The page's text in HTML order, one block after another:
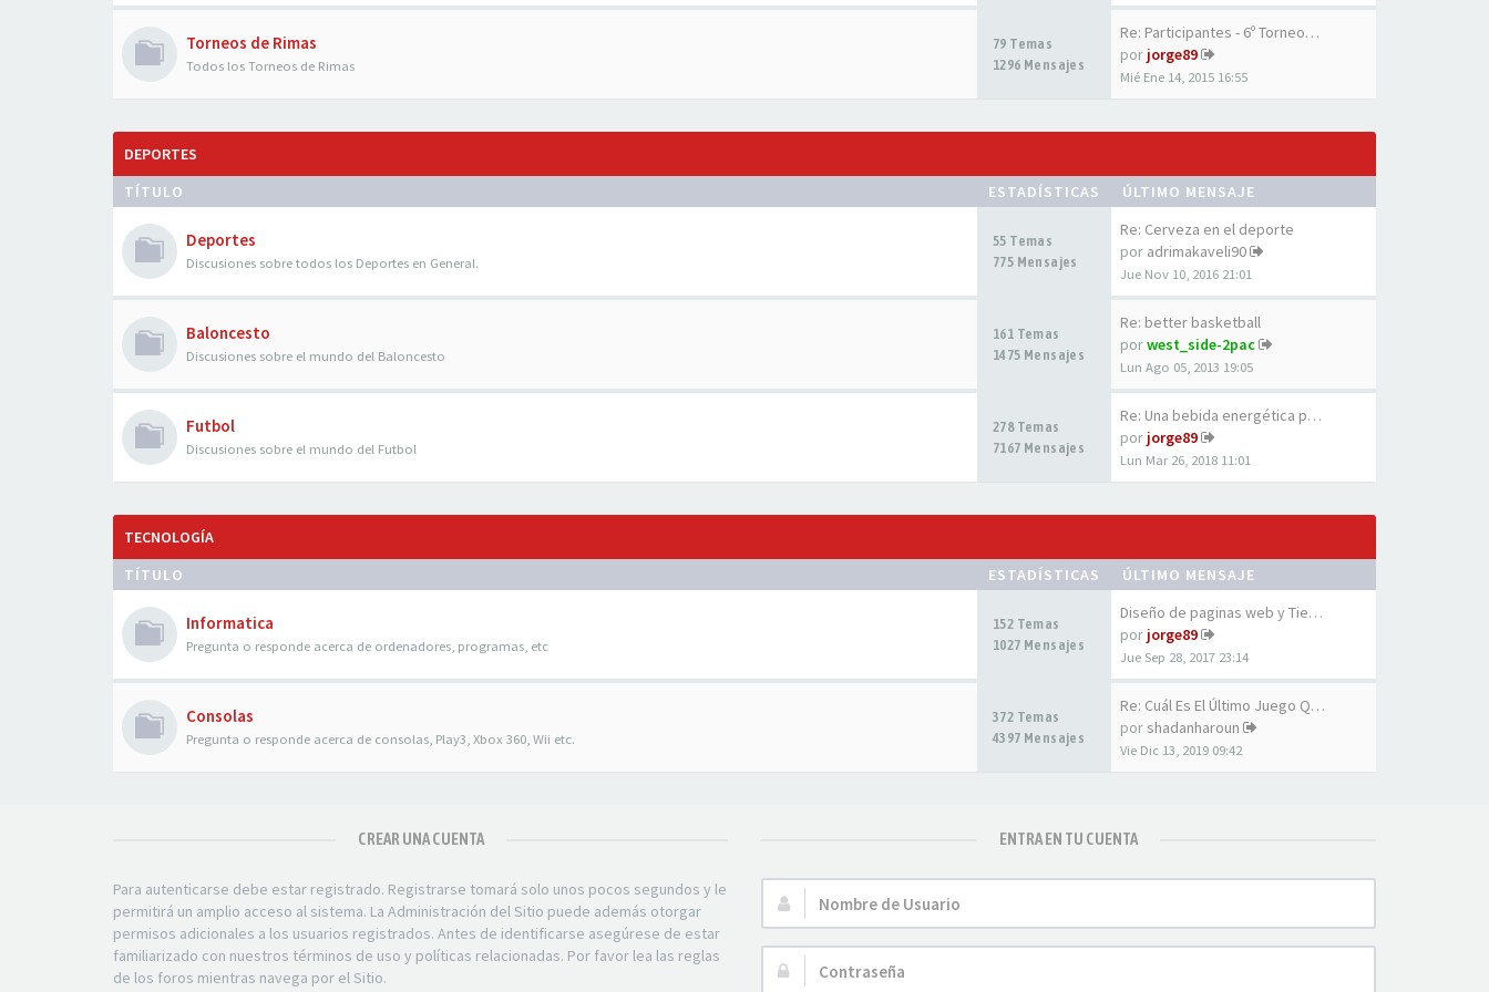
Torneos de Rimas
Todos los Torneos de Rimas
79 Temas
1296 Mensajes
Re: Participantes - 6º Torneo…
por jorge89
Mié Ene 14, 2015 16:55
DEPORTES
TÍTULO
ESTADÍSTICAS ÚLTIMO MENSAJE
Deportes
Discusiones sobre todos los Deportes en General.
55 Temas
775 Mensajes
Re: Cerveza en el deporte
por adrimakaveli90
Jue Nov 10, 2016 21:01
Baloncesto
Discusiones sobre el mundo del Baloncesto
161 Temas
1475 Mensajes
Re: better basketball
porwest_side-2pac
Lun Ago 05, 2013 19:05
Futbol
Discusiones sobre el mundo del Futbol
278 Temas
7167 Mensajes
Re: Una bebida energética par…
por jorge89
Lun Mar 26, 2018 11:01
TECNOLOGÍA
TÍTULO
ESTADÍSTICAS ÚLTIMO MENSAJE
Informatica
Pregunta o responde acerca de ordenadores, programas, etc
152 Temas
1027 Mensajes
Diseño de paginas web y Tiend…
por jorge89
Jue Sep 28, 2017 23:14
Consolas
Pregunta o responde acerca de consolas, Play3, Xbox 360, Wii etc.
372 Temas
4397 Mensajes
Re: Cuál Es El Último Juego Q…
por shadanharoun
Vie Dic 13, 2019 09:42
CREAR UNA CUENTA
Para autenticarse debe estar registrado. Registrarse tomará solo unos pocos segundos y le
permitirá un amplio acceso al sistema. La Administración del Sitio puede además otorgar
permisos adicionales a los usuarios registrados. Antes de identificarse asegúrese de estar
familiarizado con nuestros términos de uso y políticas relacionadas. Por favor lea las reglas
de los foros mientras navega por el Sitio.
ENTRA EN TU CUENTA
Nombre
de
Usuario:
Contraseña: